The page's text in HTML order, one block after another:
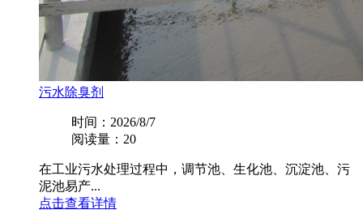
污水除臭剂
时间：2026/8/7
阅读量：20
在工业污水处理过程中，调节池、生化池、沉淀池、污
泥池易产...
点击查看详情